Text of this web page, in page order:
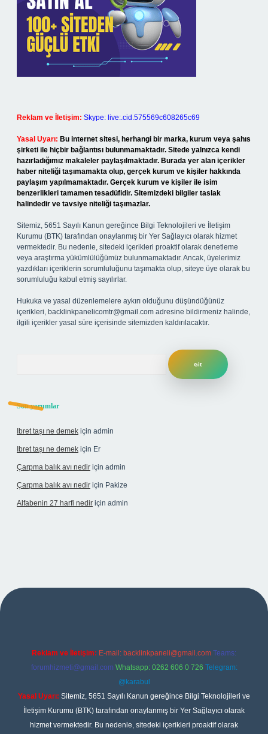
Reklam ve İletişim: Skype: live:.cid.575569c608265c69
Yasal Uyarı: Bu internet sitesi, herhangi bir marka, kurum veya şahıs
şirketi ile hiçbir bağlantısı bulunmamaktadır. Sitede yalnızca kendi
hazırladığımız makaleler paylaşılmaktadır. Burada yer alan içerikler
haber niteliği taşımamakta olup, gerçek kurum ve kişiler hakkında
paylaşım yapılmamaktadır. Gerçek kurum ve kişiler ile isim
benzerlikleri tamamen tesadüfidir. Sitemizdeki bilgiler taslak
halindedir ve tavsiye niteliği taşımazlar.
Sitemiz, 5651 Sayılı Kanun gereğince Bilgi Teknolojileri ve İletişim
Kurumu (BTK) tarafından onaylanmış bir Yer Sağlayıcı olarak hizmet
vermektedir. Bu nedenle, sitedeki içerikleri proaktif olarak denetleme
veya araştırma yükümlülüğümüz bulunmamaktadır. Ancak, üyelerimiz
yazdıkları içeriklerin sorumluluğunu taşımakta olup, siteye üye olarak bu
sorumluluğu kabul etmiş sayılırlar.
Hukuka ve yasal düzenlemelere aykırı olduğunu düşündüğünüz
içerikleri, backlinkpanelicomtr@gmail.com adresine bildirmeniz halinde,
ilgili içerikler yasal süre içerisinde sitemizden kaldırılacaktır.
Son yorumlar
Ibret taşı ne demek için admin
Ibret taşı ne demek için Er
Çarpma balık avı nedir için admin
Çarpma balık avı nedir için Pakize
Alfabenin 27 harfi nedir için admin
Reklam ve İletişim: E-mail: backlinkpaneli@gmail.com Teams:
forumhizmeti@gmail.com Whatsapp: 0262 606 0 726 Telegram:
@karabul
Yasal Uyarı: Sitemiz, 5651 Sayılı Kanun gereğince Bilgi Teknolojileri ve
İletişim Kurumu (BTK) tarafından onaylanmış bir Yer Sağlayıcı olarak
hizmet vermektedir. Bu nedenle, sitedeki içerikleri proaktif olarak